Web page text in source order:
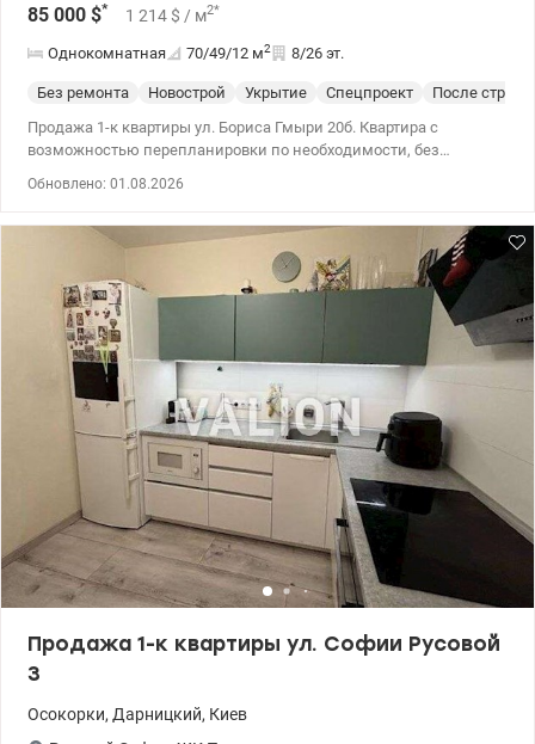
85 000 $* 1 214 $ / м2*
Однокомнатная 70/49/12 м2 8/26 эт.
Без ремонта Новострой Укрытие Спецпроект
После
Продажа 1-к квартиры ул. Бориса Гмыри 20б. Квартира с
возможностью перепланировки по необходимости, без
Обновлено: 01.08.2026
Продажа 1-к квартиры ул. Софии Русовой
3
Осокорки, Дарницкий, Киев